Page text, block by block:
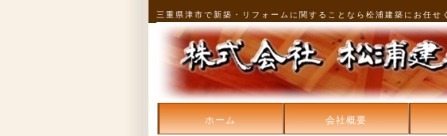
三重県津市で新築・リフォームに関することなら松浦建築にお任
ホーム 会社概要